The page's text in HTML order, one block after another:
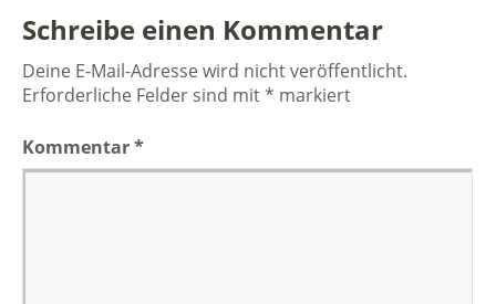
Schreibe einen Kommentar
Deine E-Mail-Adresse wird nicht veröffentlicht.
Erforderliche Felder sind mit* markiert
Kommentar*